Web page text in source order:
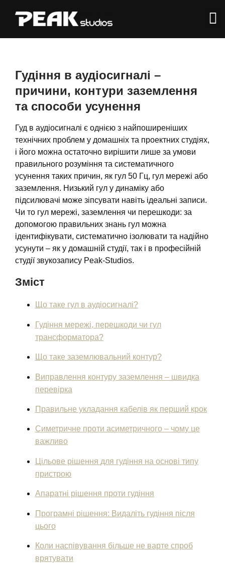
Гудіння в аудіосигналі –
причини, контури заземлення
та способи усунення
Гуд в аудіосигналі є однією з найпоширеніших
технічних проблем у домашніх та проектних студіях,
і його можна остаточно вирішити лише за умови
правильного розуміння та систематичного
усунення таких причин, як гул 50 Гц, гул мережі або
заземлення. Низький гул у динаміку або
підсилювачі може зіпсувати навіть ідеальні записи.
Чи то гул мережі, заземлення чи перешкоди: за
допомогою правильних знань гул можна
ідентифікувати, систематично ізолювати та надійно
усунути – як у домашній студії, так і в професійній
студії звукозапису Peak-Studios.
Зміст
Що таке гул в аудіосигналі?
Гудіння мережі, перешкоди чи гул
трансформатора?
Що таке заземлювальний контур?
Виправлення контуру заземлення – швидка
перевірка
Правильне укладання кабелів як перший крок
Симетричне проти асиметричного – чому це
важливо
Цільове рішення для гудіння на основі типу
пристрою
Апаратні рішення проти гудіння
Програмні рішення: Видаліть гудіння після
цього
Коли наспівування більше не варте спроб
врятувати